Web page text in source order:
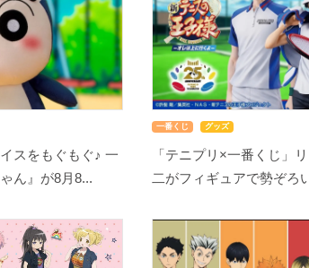
スをもぐもぐ♪ 一
ん』が8月8...
一番くじ グッズ
「テニプリ×一番くじ」
二がフィギュアで勢ぞろ